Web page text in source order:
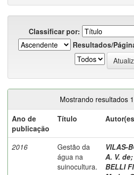
Classificar por:
Resultados/
Mostrando resultados
Ano de
publicação
Título
2016
Gestão da
água na
suinocultura.
VILAS-
A. V. de;
BELLI